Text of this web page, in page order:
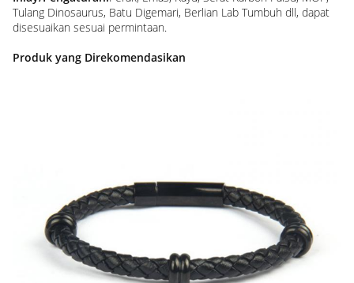
Tulang Dinosaurus, Batu Digemari, Berlian Lab Tumbuh dll, dapat
disesuaikan sesuai permintaan.
Produk yang Direkomendasikan